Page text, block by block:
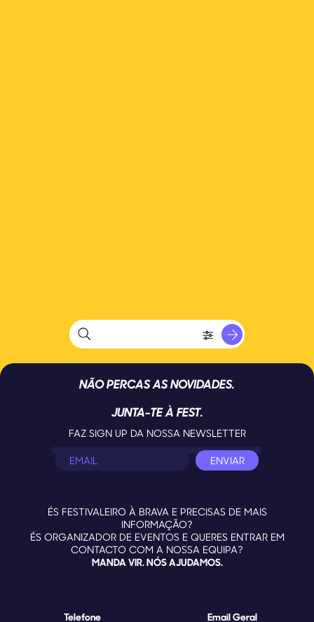
NÃO PERCAS AS NOVIDADES.
JUNTA-TE À FEST.
FAZ SIGN UP DA NOSSA NEWSLETTER
ÉS FESTIVALEIRO À BRAVA E PRECISAS DE MAIS
INFORMAÇÃO?
ÉS ORGANIZADOR DE EVENTOS E QUERES ENTRAR EM
CONTACTO COM A NOSSA EQUIPA?
MANDA VIR. NÓS AJUDAMOS.
Telefone Email Geral